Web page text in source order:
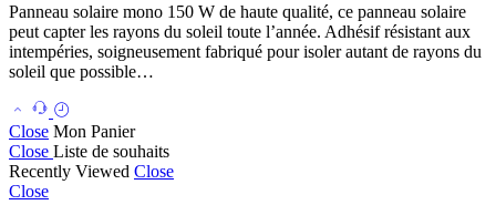
Panneau solaire mono 150 W de haute qualité, ce panneau solaire
peut capter les rayons du soleil toute l’année. Adhésif résistant aux
intempéries, soigneusement fabriqué pour isoler autant de rayons du
soleil que possible…
Close Mon Panier
Close Liste de souhaits
Recently Viewed Close
Close